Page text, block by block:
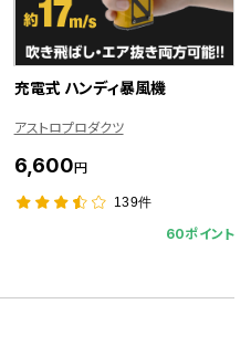
充電式 ハンディ暴風機
アストロプロダクツ
6,600円
139件
60ポイント